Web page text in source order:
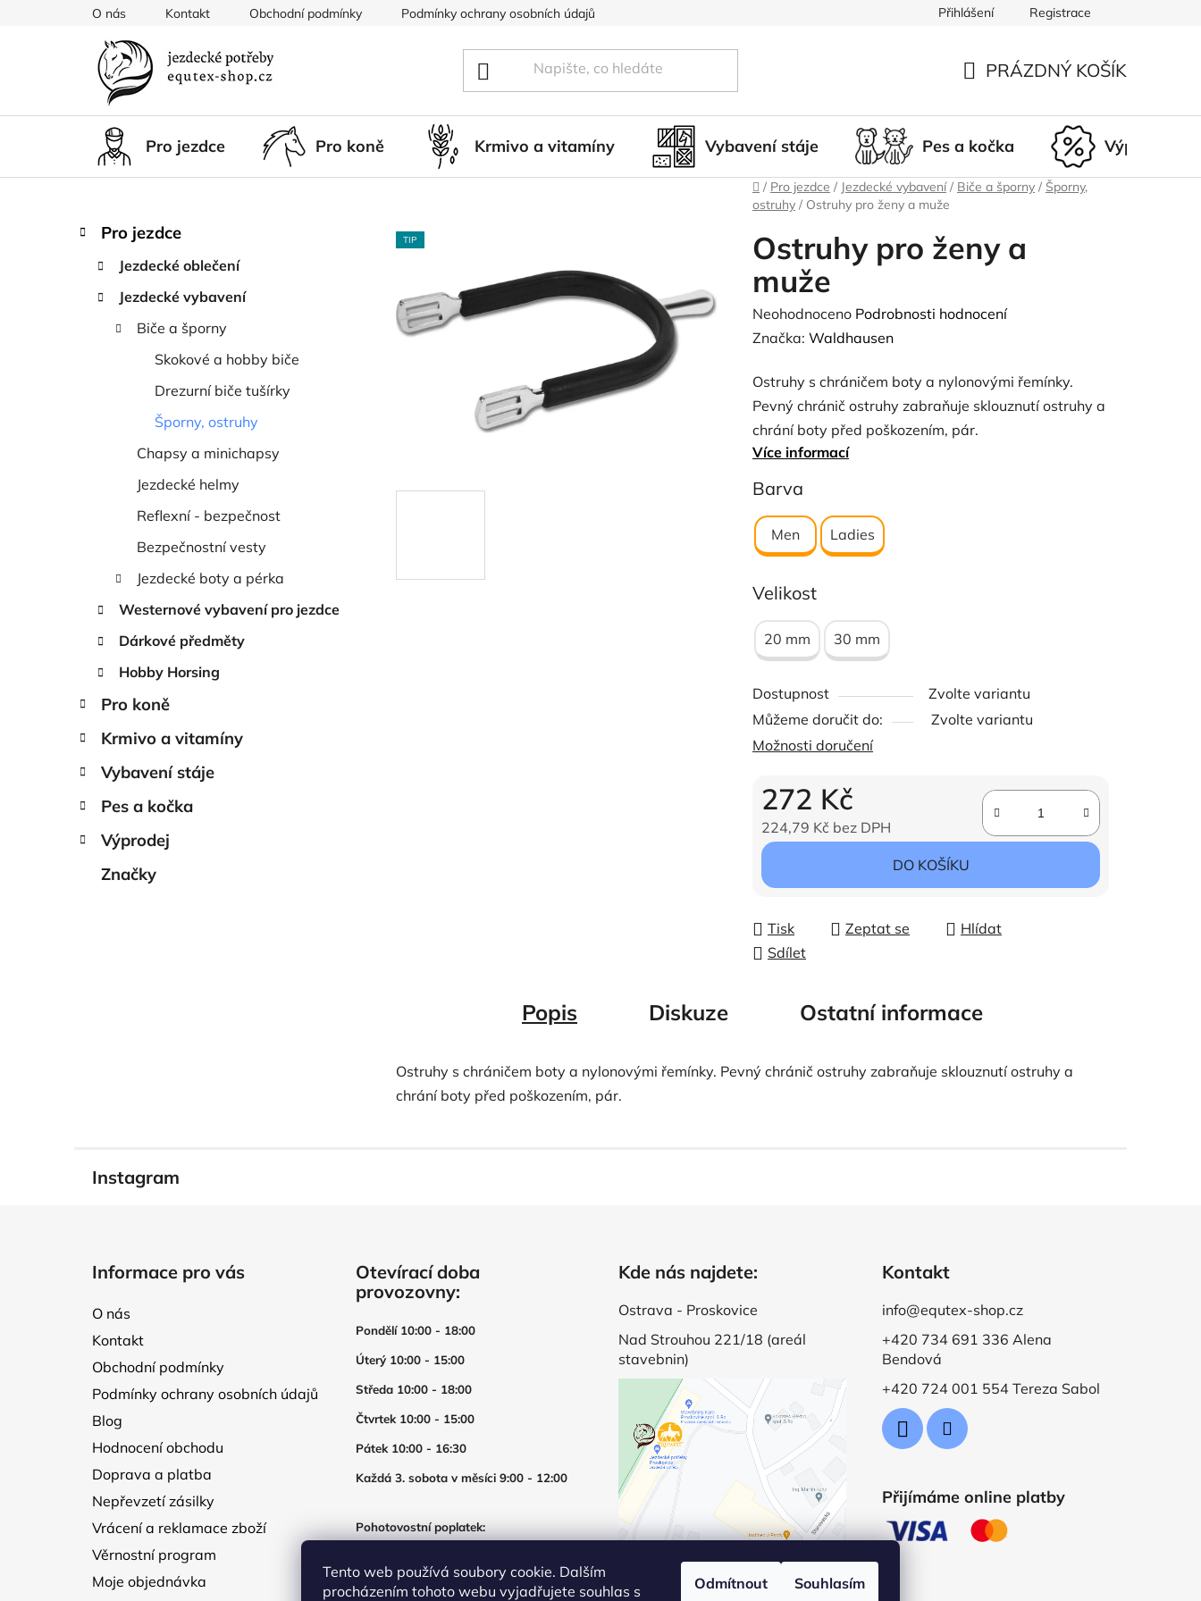
Tento web používá soubory cookie. Dalším
procházením tohoto webu vyjadřujete souhlas s
Odmítnout Souhlasím
O nás Kontakt Obchodní podmínky Podmínky ochrany osobních údajů Doprava a platba Nepřevzetí zásilky
Přihlášení Registrace
KOŠÍK
PRÁZDNÝ KOŠÍK
Pro jezdce Pro koně Krmivo a vitamíny Vybavení stáje Pes a kočka Výprodej
Domů
/ Pro jezdce / Jezdecké vybavení / Biče a šporny / Šporny,
ostruhy / Ostruhy pro ženy a muže
PPřeskočit
kategorie
K
a
Pro jezdce
Jezdecké oblečení
Jezdecké vybavení
Biče a šporny
Skokové a hobby biče
Drezurní biče tušírky
Šporny, ostruhy
Chapsy a minichapsy
Jezdecké helmy
Reflexní - bezpečnost
Bezpečnostní vesty
Jezdecké boty a pérka
Westernové vybavení pro jezdce
Dárkové předměty
Hobby Horsing
Pro koně
Krmivo a vitamíny
Vybavení stáje
Pes a kočka
Výprodej
Značky
Ostruhy pro ženy a
muže
Průměrné
hodnocení
je
0,0
z
5
hvězdiček.
Neohodnoceno Podrobnosti hodnocení
Značka: Waldhausen
Ostruhy s chráničem boty a nylonovými řemínky.
Pevný chránič ostruhy zabraňuje sklouznutí ostruhy a
chrání boty před poškozením, pár.
Více informací
Barva
Men Ladies
Velikost
20 mm 30 mm
Dostupnost
Zvolte variantu
Můžeme doručit do:
Zvolte variantu
Možnosti doručení
272 Kč
224,79 Kč bez DPH
Měrná cena:
DO KOŠÍKU
Tisk Zeptat se
Hlídat
Sdílet
TIP
Popis Diskuze Ostatní informace
Ostruhy s chráničem boty a nylonovými řemínky. Pevný chránič ostruhy zabraňuje sklouznutí ostruhy a
chrání boty před poškozením, pár.
Instagram
Informace pro vás
O nás
Kontakt
Obchodní podmínky
Podmínky ochrany osobních údajů
Blog
Hodnocení obchodu
Doprava a platba
Nepřevzetí zásilky
Vrácení a reklamace zboží
Věrnostní program
Moje objednávka
Otevírací doba
provozovny:
Pondělí 10:00 - 18:00
Úterý 10:00 - 15:00
Středa 10:00 - 18:00
Čtvrtek 10:00 - 15:00
Pátek 10:00 - 16:30
Každá 3. sobota v měsíci 9:00 - 12:00
Pohotovostní poplatek:
250Kč
Kde nás najdete:
Ostrava - Proskovice
Nad Strouhou 221/18 (areál
stavebnin)
Kontakt
info@equtex-shop.cz
+420 734 691 336 Alena
Bendová
+420 724 001 554 Tereza Sabol
Přijímáme online platby